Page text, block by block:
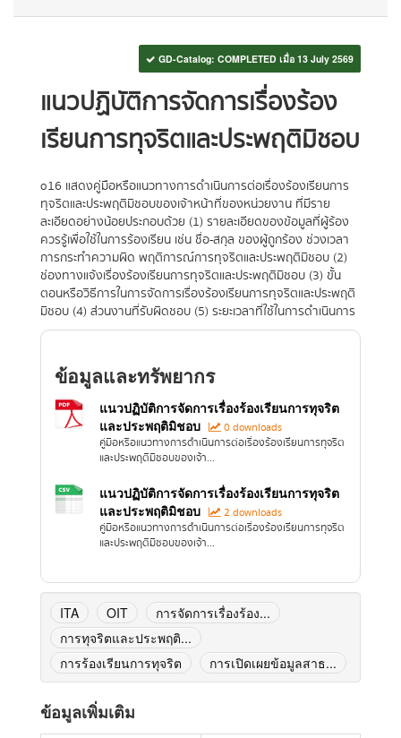
GD-Catalog: COMPLETED เมื่อ 13 July 2569
แนวปฏิบัติการจัดการเรื่องร้อง
เรียนการทุจริตและประพฤติมิชอบ
o16 แสดงคู่มือหรือแนวทางการดำเนินการต่อเรื่องร้องเรียนการ
ทุจริตและประพฤติมิชอบของเจ้าหน้าที่ของหน่วยงาน ที่มีราย
ละเอียดอย่างน้อยประกอบด้วย (1) รายละเอียดของข้อมูลที่ผู้ร้อง
ควรรู้เพื่อใช้ในการร้องเรียน เช่น ชื่อ-สกุล ของผู้ถูกร้อง ช่วงเวลา
การกระทำความผิด พฤติการณ์การทุจริตและประพฤติมิชอบ (2)
ช่องทางแจ้งเรื่องร้องเรียนการทุจริตและประพฤติมิชอบ (3) ขั้น
ตอนหรือวิธีการในการจัดการเรื่องร้องเรียนการทุจริตและประพฤติ
มิชอบ (4) ส่วนงานที่รับผิดชอบ (5) ระยะเวลาที่ใช้ในการดำเนินการ
ข้อมูลและทรัพยากร
แนวปฏิบัติการจัดการเรื่องร้องเรียนการทุจริต
และประพฤติมิชอบ
0 downloads
คู่มือหรือแนวทางการดำเนินการต่อเรื่องร้องเรียนการทุจริต
และประพฤติมิชอบของเจ้า...
แนวปฏิบัติการจัดการเรื่องร้องเรียนการทุจริต
และประพฤติมิชอบ
2 downloads
คู่มือหรือแนวทางการดำเนินการต่อเรื่องร้องเรียนการทุจริต
และประพฤติมิชอบของเจ้า...
ITA OIT
การจัดการเรื่องร้อง...
การทุจริตและประพฤติ...
การร้องเรียนการทุจริต
การเปิดเผยข้อมูลสาธ...
ข้อมูลเพิ่มเติม